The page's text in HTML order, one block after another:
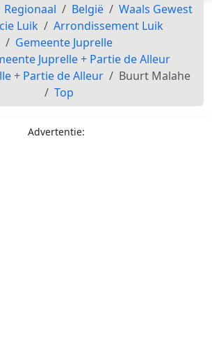
Regionaal België
Waals Gewest
Luik
Arrondissement Luik
Gemeente Juprelle
Juprelle + Partie de Alleur
+ Partie de Alleur
Buurt Malahe
Top
Advertentie: